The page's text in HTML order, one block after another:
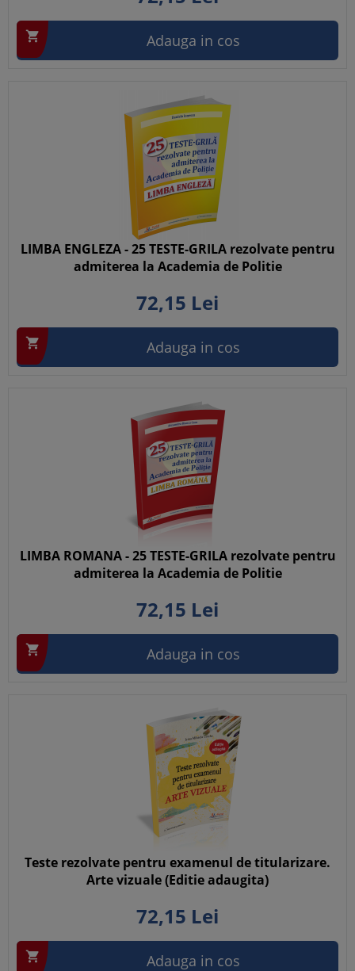
 Adauga in cos
LIMBA ENGLEZA - 25 TESTE-GRILA rezolvate pentru
admiterea la Academia de Politie
72,15 Lei
 Adauga in cos
LIMBA ROMANA - 25 TESTE-GRILA rezolvate pentru
admiterea la Academia de Politie
72,15 Lei
 Adauga in cos
Teste rezolvate pentru examenul de titularizare.
Arte vizuale (Editie adaugita)
72,15 Lei
 Adauga in cos